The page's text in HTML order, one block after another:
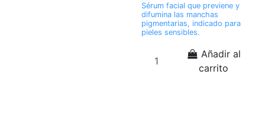
Sérum facial que previene y
difumina las manchas
pigmentarias, indicado para
pieles sensibles.
Añadir al
carrito